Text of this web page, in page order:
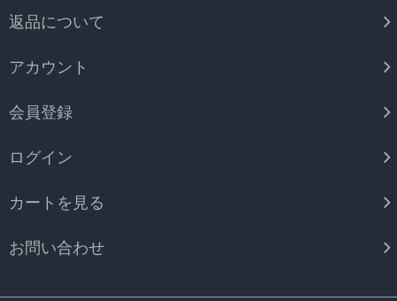
返品について
アカウント
会員登録
ログイン
カートを見る
お問い合わせ